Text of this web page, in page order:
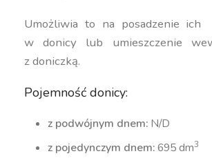
Umożliwia to na posadzenie ich
w donicy lub umieszczenie
z doniczką.
Pojemność donicy:
z podwójnym dnem: N/D
z pojedynczym dnem:695 dm3